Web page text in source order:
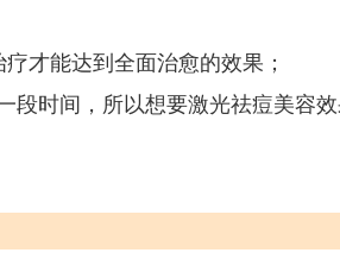
才能达到全面治愈的效果；
时间，所以想要激光祛痘美容